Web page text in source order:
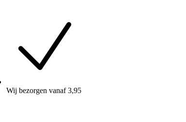
Wij bezorgen vanaf 3,95